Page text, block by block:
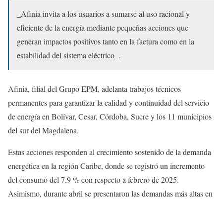
_Afinia invita a los usuarios a sumarse al uso racional y
eficiente de la energía mediante pequeñas acciones que
generan impactos positivos tanto en la factura como en la
estabilidad del sistema eléctrico_.
Afinia, filial del Grupo EPM, adelanta trabajos técnicos
permanentes para garantizar la calidad y continuidad del servicio
de energía en Bolívar, Cesar, Córdoba, Sucre y los 11 municipios
del sur del Magdalena.
Estas acciones responden al crecimiento sostenido de la demanda
energética en la región Caribe, donde se registró un incremento
del consumo del 7,9 % con respecto a febrero de 2025.
Asimismo, durante abril se presentaron las demandas más altas en